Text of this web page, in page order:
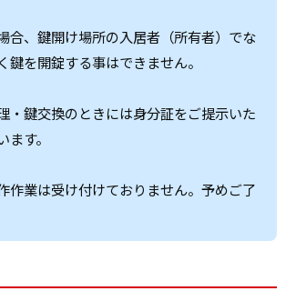
合、鍵開け場所の入居者（所有者）でな
鍵を開錠する事はできません。
・鍵交換のときには身分証をご提示いた
す。
作業は受け付けておりません。予めご了